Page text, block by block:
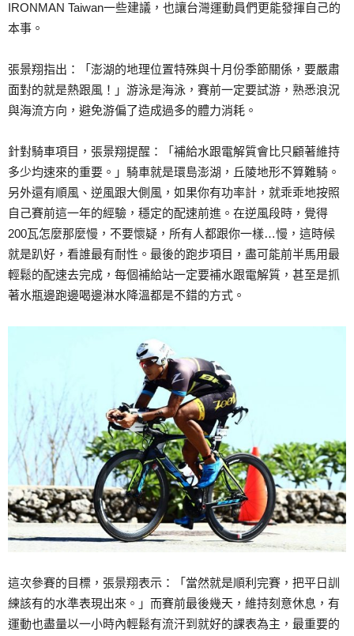
IRONMAN Taiwan一些建議，也讓台灣運動員們更能發揮自己的
本事。
張景翔指出：「澎湖的地理位置特殊與十月份季節關係，要嚴肅
面對的就是熱跟風！」游泳是海泳，賽前一定要試游，熟悉浪況
與海流方向，避免游偏了造成過多的體力消耗。
針對騎車項目，張景翔提醒：「補給水跟電解質會比只顧著維持
多少均速來的重要。」騎車就是環島澎湖，丘陵地形不算難騎。
另外還有順風、逆風跟大側風，如果你有功率計，就乖乖地按照
自己賽前這一年的經驗，穩定的配速前進。在逆風段時，覺得
200瓦怎麼那麼慢，不要懷疑，所有人都跟你一樣…慢，這時候
就是趴好，看誰最有耐性。最後的跑步項目，盡可能前半馬用最
輕鬆的配速去完成，每個補給站一定要補水跟電解質，甚至是抓
著水瓶邊跑邊喝邊淋水降溫都是不錯的方式。
這次參賽的目標，張景翔表示：「當然就是順利完賽，把平日訓
練該有的水準表現出來。」而賽前最後幾天，維持刻意休息，有
運動也盡量以一小時內輕鬆有流汗到就好的課表為主，最重要的